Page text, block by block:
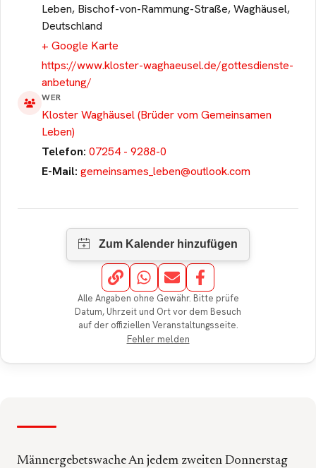
Leben, Bischof-von-Rammung-Straße, Waghäusel,
Deutschland
+ Google Karte
https://www.kloster-waghaeusel.de/gottesdienste-
anbetung/
WER
Kloster Waghäusel (Brüder vom Gemeinsamen
Leben)
Telefon: 07254 - 9288-0
E-Mail: gemeinsames_leben@outlook.com
Alle Angaben ohne Gewähr. Bitte prüfe
Datum, Uhrzeit und Ort vor dem Besuch
auf der offiziellen Veranstaltungsseite.
Fehler melden
Männergebetswache An jedem zweiten Donnerstag